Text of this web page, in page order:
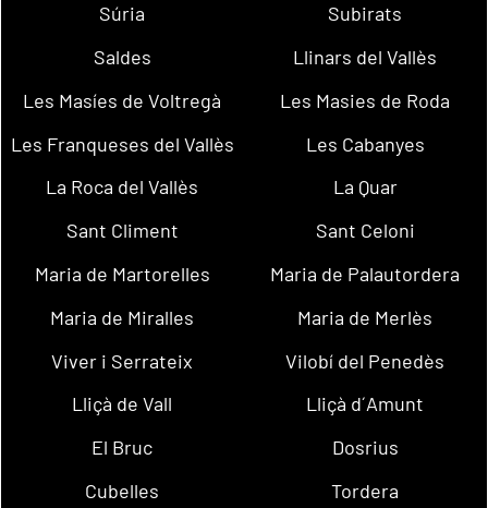
Súria
Subirats
Saldes
Llinars del Vallès
Les Masíes de Voltregà
Les Masies de Roda
Les Franqueses del Vallès
Les Cabanyes
La Roca del Vallès
La Quar
Sant Climent
Sant Celoni
Maria de Martorelles
Maria de Palautordera
Maria de Miralles
Maria de Merlès
Viver i Serrateix
Vilobí del Penedès
Lliçà de Vall
Lliçà d´Amunt
El Bruc
Dosrius
Cubelles
Tordera